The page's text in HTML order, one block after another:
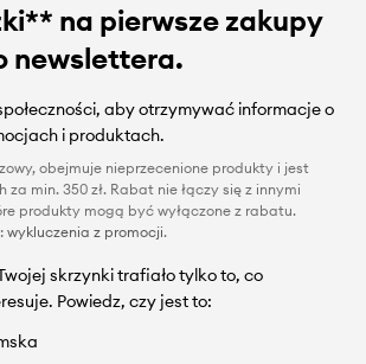
na pierwsze zakupy
newslettera.
aby otrzymywać informacje o
i produktach.
obejmuje nieprzecenione produkty i jest
min. 350 zł. Rabat nie łączy się z innymi
produkty mogą być wyłączone z rabatu.
wykluczenia z promocji.
skrzynki trafiało tylko to, co
Powiedz, czy jest to: